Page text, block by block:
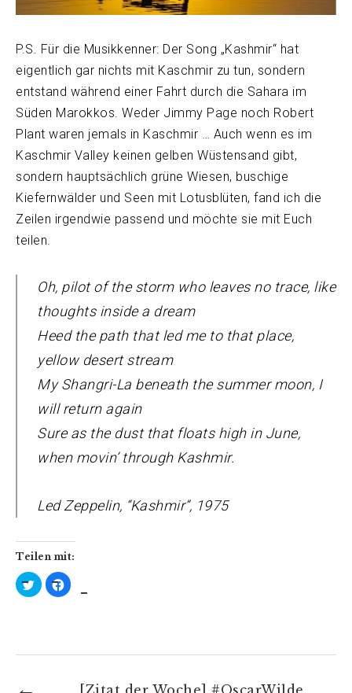
P.S. Für die Musikkenner: Der Song „Kashmir“ hat
eigentlich gar nichts mit Kaschmir zu tun, sondern
entstand während einer Fahrt durch die Sahara im
Süden Marokkos. Weder Jimmy Page noch Robert
Plant waren jemals in Kaschmir … Auch wenn es im
Kaschmir Valley keinen gelben Wüstensand gibt,
sondern hauptsächlich grüne Wiesen, buschige
Kiefernwälder und Seen mit Lotusblüten, fand ich die
Zeilen irgendwie passend und möchte sie mit Euch
teilen.
Oh, pilot of the storm who leaves no trace, like
thoughts inside a dream
Heed the path that led me to that place,
yellow desert stream
My Shangri-La beneath the summer moon, I
will return again
Sure as the dust that floats high in June,
when movin’ through Kashmir.
Led Zeppelin, “Kashmir”, 1975
Teilen mit:
K
l
ü
K
l
a
[Zitat der Woche] #OscarWilde